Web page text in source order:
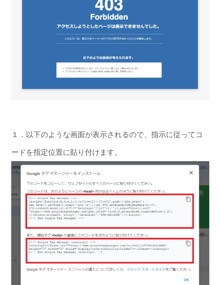
１．以下のような画面が表示されるので、指示に従ってコ
ードを指定位置に貼り付けます。